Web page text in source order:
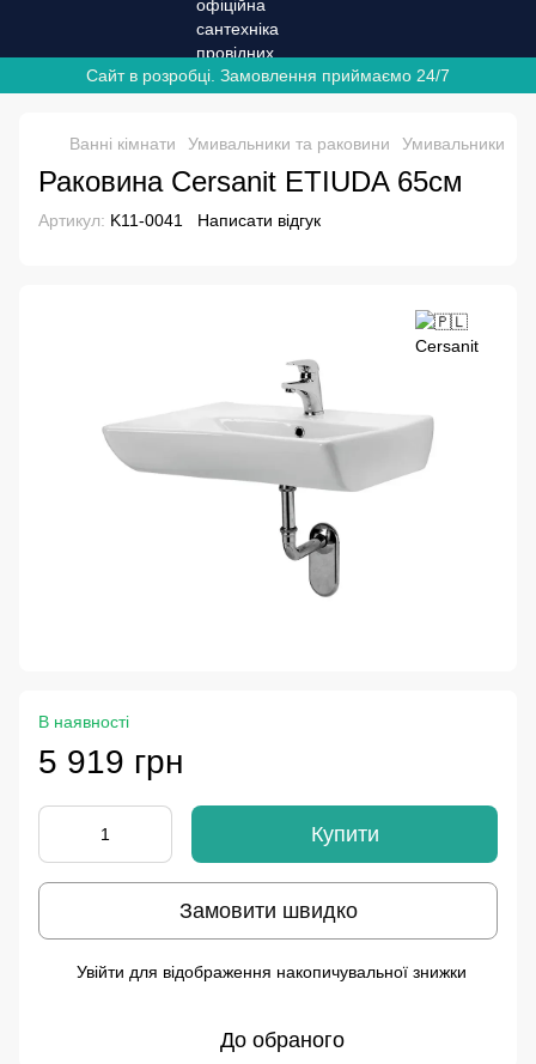
Сайт в розробці. Замовлення приймаємо 24/7
Ванні кімнати Умивальники та раковини Умивальники
Раковина Cersanit ETIUDA 65см
Артикул: K11-0041 Написати відгук
В наявності
5 919 грн
Купити
Замовити швидко
Увійти для відображення накопичувальної знижки
До обраного